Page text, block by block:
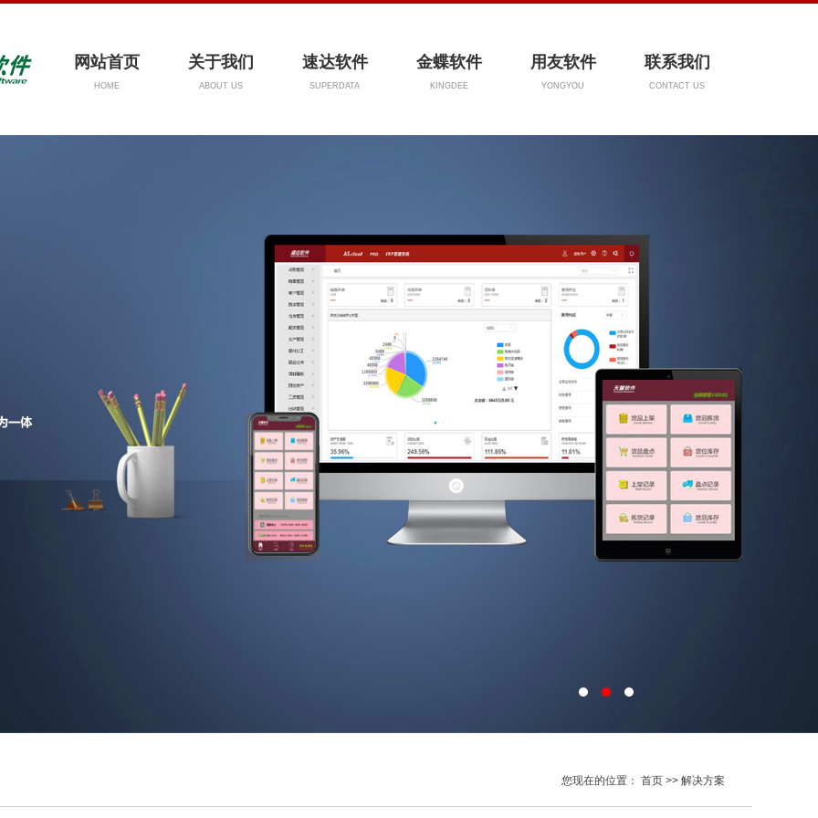
网站首页
HOME
关于我们
ABOUT US
速达软件
SUPERDATA
金蝶软件
KINGDEE
用友软件
YONGYOU
联系我们
CONTACT US
您现在的位置： 首页 >> 解决方案